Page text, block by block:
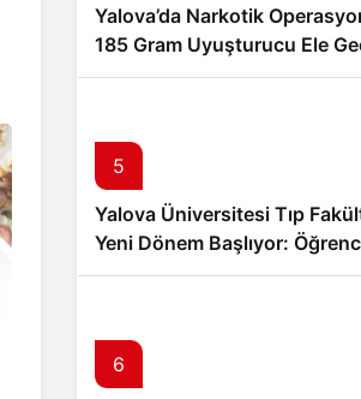
Yalova’da Narkotik
185 Gram Uyuşturucu Ele
Şüpheli Tutuklandı
5
Yalova Üniversitesi Tıp
Yeni Dönem Başlıyor:
Eğitimlerine Yalova’da
6